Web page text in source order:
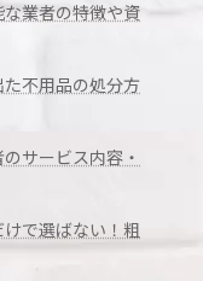
な業者の特徴や資
た不用品の処分方
サービス内容・
けで選ばない！粗